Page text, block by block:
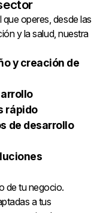
operes, desde las
y la salud, nuestra
y creación de
rápido
de desarrollo
de tu negocio.
a tus